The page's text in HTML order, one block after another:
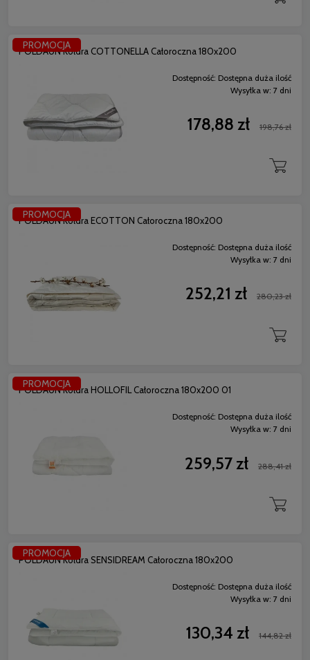
POLDAUN Kołdra COTTONELLA Całoroczna 180x200
Dostępność: Dostępna duża ilość
Wysyłka w: 7 dni
178,88 zł 198,76 zł
PROMOCJA
POLDAUN Kołdra ECOTTON Całoroczna 180x200
Dostępność: Dostępna duża ilość
Wysyłka w: 7 dni
252,21 zł 280,23 zł
PROMOCJA
POLDAUN Kołdra HOLLOFIL Całoroczna 180x200 01
Dostępność: Dostępna duża ilość
Wysyłka w: 7 dni
259,57 zł 288,41 zł
PROMOCJA
POLDAUN Kołdra SENSIDREAM Całoroczna 180x200
Dostępność: Dostępna duża ilość
Wysyłka w: 7 dni
130,34 zł 144,82 zł
PROMOCJA